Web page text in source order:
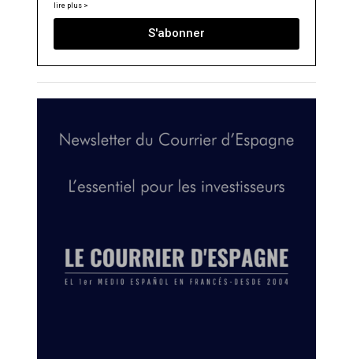
lire plus >
S'abonner